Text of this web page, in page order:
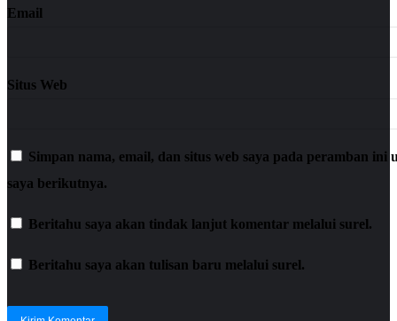
Email
Situs Web
Simpan nama, email, dan situs web saya pada peramban ini
saya berikutnya.
Beritahu saya akan tindak lanjut komentar melalui surel.
Beritahu saya akan tulisan baru melalui surel.